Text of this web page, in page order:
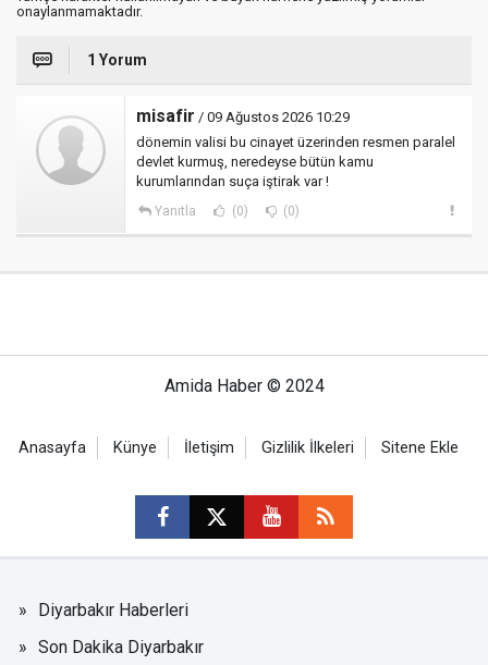
onaylanmamaktadır.
1 Yorum
misafir / 09 Ağustos 2026 10:29
dönemin valisi bu cinayet üzerinden resmen paralel
devlet kurmuş, neredeyse bütün kamu
kurumlarından suça iştirak var !
Yanıtla (0) (0)
Amida Haber © 2024
Anasayfa Künye İletişim Gizlilik İlkeleri Sitene Ekle
Diyarbakır Haberleri
Son Dakika Diyarbakır